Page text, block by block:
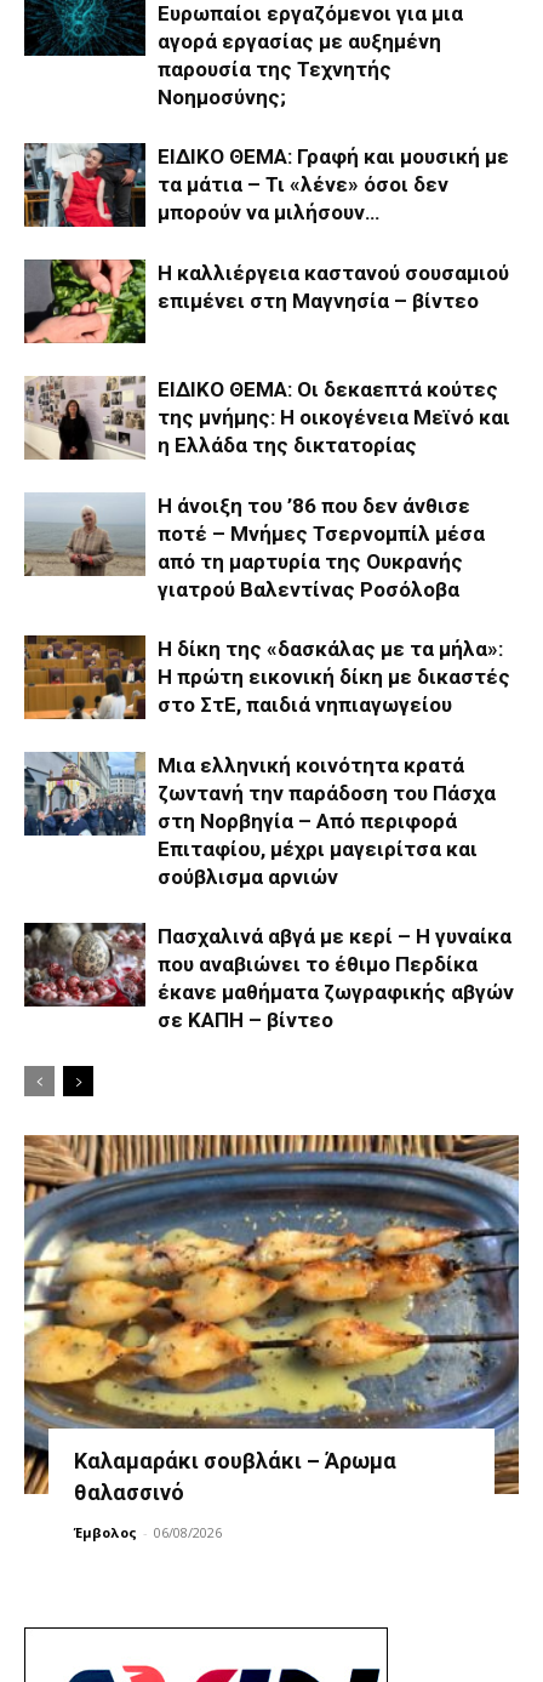
Ευρωπαίοι εργαζόμενοι για μια
αγορά εργασίας με αυξημένη
παρουσία της Τεχνητής
Νοημοσύνης;
ΕΙΔΙΚΟ ΘΕΜΑ: Γραφή και μουσική με
τα μάτια – Τι «λένε» όσοι δεν
μπορούν να μιλήσουν…
Η καλλιέργεια καστανού σουσαμιού
επιμένει στη Μαγνησία – βίντεο
ΕΙΔΙΚΟ ΘΕΜΑ: Οι δεκαεπτά κούτες
της μνήμης: Η οικογένεια Μεϊνό και
η Ελλάδα της δικτατορίας
Η άνοιξη του ’86 που δεν άνθισε
ποτέ – Μνήμες Τσερνομπίλ μέσα
από τη μαρτυρία της Ουκρανής
γιατρού Βαλεντίνας Ροσόλοβα
Η δίκη της «δασκάλας με τα μήλα»:
Η πρώτη εικονική δίκη με δικαστές
στο ΣτΕ, παιδιά νηπιαγωγείου
Μια ελληνική κοινότητα κρατά
ζωντανή την παράδοση του Πάσχα
στη Νορβηγία – Από περιφορά
Επιταφίου, μέχρι μαγειρίτσα και
σούβλισμα αρνιών
Πασχαλινά αβγά με κερί – Η γυναίκα
που αναβιώνει το έθιμο Περδίκα
έκανε μαθήματα ζωγραφικής αβγών
σε ΚΑΠΗ – βίντεο
Καλαμαράκι σουβλάκι – Άρωμα
θαλασσινό
Έμβολος - 06/08/2026